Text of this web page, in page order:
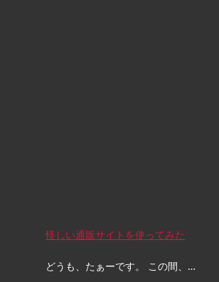
怪しい通販サイトを使ってみた
どうも、たぁーです。 この間、…